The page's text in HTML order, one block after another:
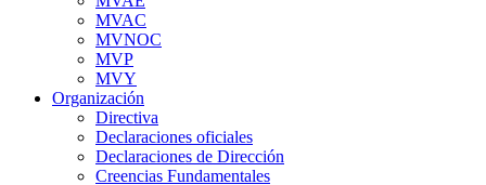
MVAC
MVNOC
MVP
MVY
Organización
Directiva
Declaraciones oficiales
Declaraciones de Dirección
Creencias Fundamentales